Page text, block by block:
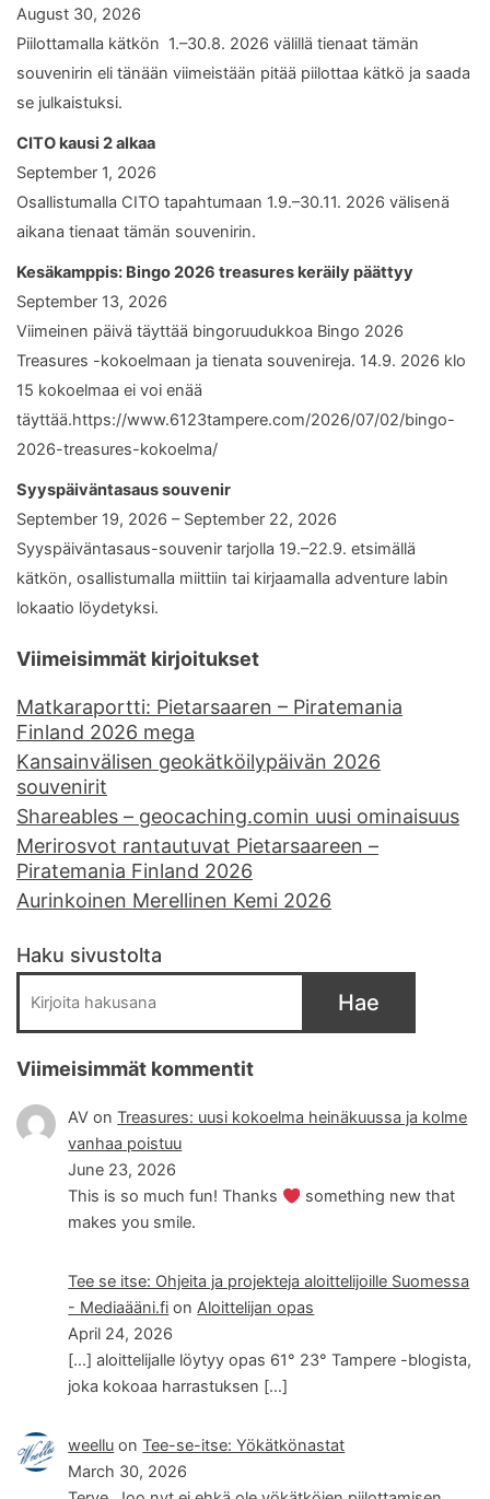
August 30, 2026
Piilottamalla kätkön 1.–30.8. 2026 välillä tienaat tämän
souvenirin eli tänään viimeistään pitää piilottaa kätkö ja saada
se julkaistuksi.
CITO kausi 2 alkaa
September 1, 2026
Osallistumalla CITO tapahtumaan 1.9.–30.11. 2026 välisenä
aikana tienaat tämän souvenirin.
Kesäkamppis: Bingo 2026 treasures keräily päättyy
September 13, 2026
Viimeinen päivä täyttää bingoruudukkoa Bingo 2026
Treasures -kokoelmaan ja tienata souvenireja. 14.9. 2026 klo
15 kokoelmaa ei voi enää
täyttää.https://www.6123tampere.com/2026/07/02/bingo-
2026-treasures-kokoelma/
Syyspäiväntasaus souvenir
September 19, 2026 – September 22, 2026
Syyspäiväntasaus-souvenir tarjolla 19.–22.9. etsimällä
kätkön, osallistumalla miittiin tai kirjaamalla adventure labin
lokaatio löydetyksi.
Viimeisimmät kirjoitukset
Matkaraportti: Pietarsaaren – Piratemania
Finland 2026 mega
Kansainvälisen geokätköilypäivän 2026
souvenirit
Shareables – geocaching.comin uusi ominaisuus
Merirosvot rantautuvat Pietarsaareen –
Piratemania Finland 2026
Aurinkoinen Merellinen Kemi 2026
Haku sivustolta
Hae
Viimeisimmät kommentit
AV onTreasures: uusi kokoelma heinäkuussa ja kolme
vanhaa poistuu
June 23, 2026
This is so much fun! Thanks
something new that
makes you smile.
Tee se itse: Ohjeita ja projekteja aloittelijoille Suomessa
- Mediaääni.fi onAloittelijan opas
April 24, 2026
[…] aloittelijalle löytyy opas 61° 23° Tampere -blogista,
joka kokoaa harrastuksen […]
weellu onTee-se-itse: Yökätkönastat
March 30, 2026